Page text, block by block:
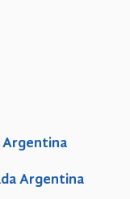
Argentina
Argentina